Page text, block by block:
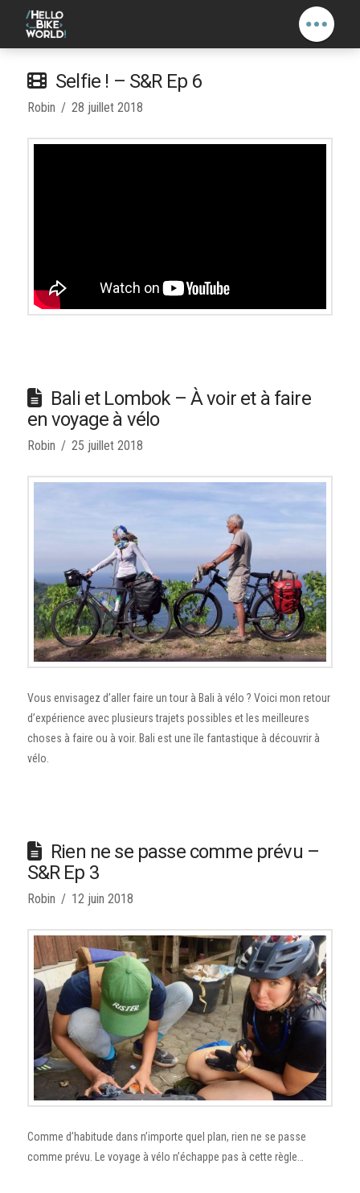
Selfie ! – S&R Ep 6
Robin 28 juillet 2018
Bali et Lombok – À voir et à faire
en voyage à vélo
Robin 25 juillet 2018
Vous envisagez d’aller faire un tour à Bali à vélo ? Voici mon retour
d’expérience avec plusieurs trajets possibles et les meilleures
choses à faire ou à voir. Bali est une île fantastique à découvrir à
vélo.
Rien ne se passe comme prévu –
S&R Ep 3
Robin 12 juin 2018
Comme d’habitude dans n’importe quel plan, rien ne se passe
comme prévu. Le voyage à vélo n’échappe pas à cette règle…